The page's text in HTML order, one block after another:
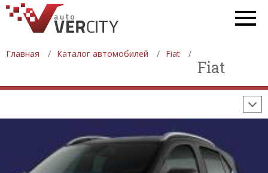
Главная Каталог автомобилей Fiat
Fiat
СТАТИСТИКА
ПРОИЗВОДСТВО АВТОМОБИЛЕЙ